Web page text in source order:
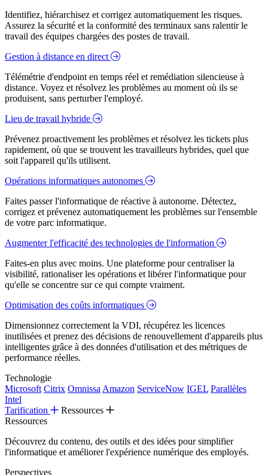
Identifiez, hiérarchisez et corrigez automatiquement les risques.
Assurez la sécurité et la conformité des terminaux sans ralentir le
travail des équipes chargées des postes de travail.
Gestion à distance en direct
Télémétrie d'endpoint en temps réel et remédiation silencieuse à
distance. Voyez et résolvez les problèmes au moment où ils se
produisent, sans perturber l'employé.
Lieu de travail hybride
Prévenez proactivement les problèmes et résolvez les tickets plus
rapidement, où que se trouvent les travailleurs hybrides, quel que
soit l'appareil qu'ils utilisent.
Opérations informatiques autonomes
Faites passer l'informatique de réactive à autonome. Détectez,
corrigez et prévenez automatiquement les problèmes sur l'ensemble
de votre parc informatique.
Augmenter l'efficacité des technologies de l'information
Faites-en plus avec moins. Une plateforme pour centraliser la
visibilité, rationaliser les opérations et libérer l'informatique pour
qu'elle se concentre sur ce qui compte vraiment.
Optimisation des coûts informatiques
Dimensionnez correctement la VDI, récupérez les licences
inutilisées et prenez des décisions de renouvellement d'appareils plus
intelligentes grâce à des données d'utilisation et des métriques de
performance réelles.
Technologie
Microsoft Citrix Omnissa Amazon ServiceNow IGEL Parallèles
Intel
Tarification
Ressources
Ressources
Découvrez du contenu, des outils et des idées pour simplifier
l'informatique et améliorer l'expérience numérique des employés.
Perspectives